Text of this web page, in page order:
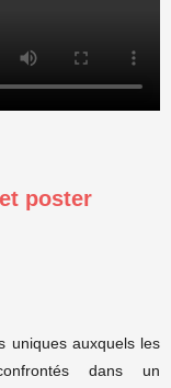
poster
uniques auxquels les
dans un